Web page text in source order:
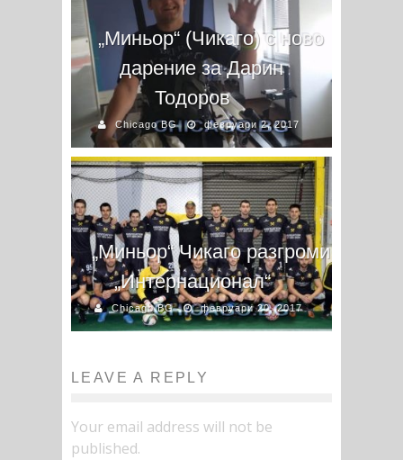
„Миньор“ (Чикаго) с ново
дарение за Дарин
Тодоров
Chicago BG февруари 2, 2017
„Миньор“ Чикаго разгроми
„Интернационал“
Chicago BG февруари 20, 2017
LEAVE A REPLY
Your email address will not be
published.